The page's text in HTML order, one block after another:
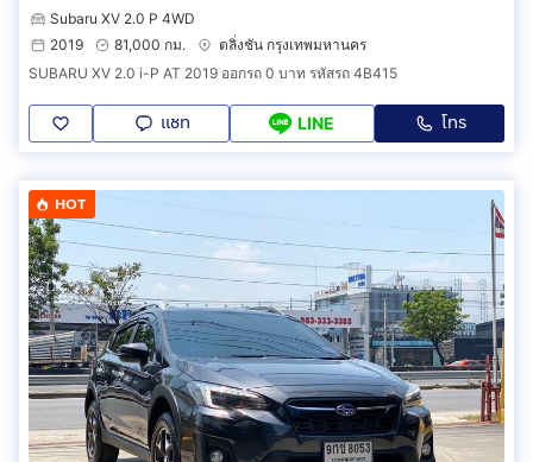
Subaru XV 2.0 P 4WD
2019
81,000 กม.
ตลิ่งชัน กรุงเทพมหานคร
SUBARU XV 2.0 i-P AT 2019 ออกรถ 0 บาท รหัสรถ 4B415
แชท LINE โทร
HOT